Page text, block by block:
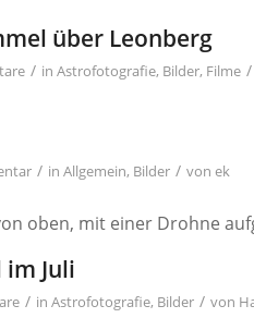
über Leonberg
/ inAstrofotografie, Bilder, Filme /
/ inAllgemein, Bilder / vonek
oben, mit einer Drohne
Juli
/ inAstrofotografie, Bilder / von